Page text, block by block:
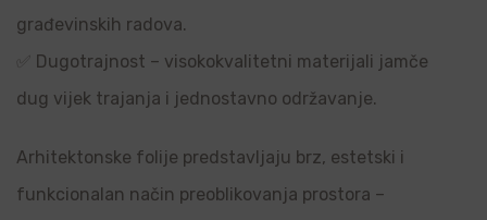
građevinskih radova.
✅ Dugotrajnost – visokokvalitetni materijali jamče
dug vijek trajanja i jednostavno održavanje.
Arhitektonske folije predstavljaju brz, estetski i
funkcionalan način preoblikovanja prostora –